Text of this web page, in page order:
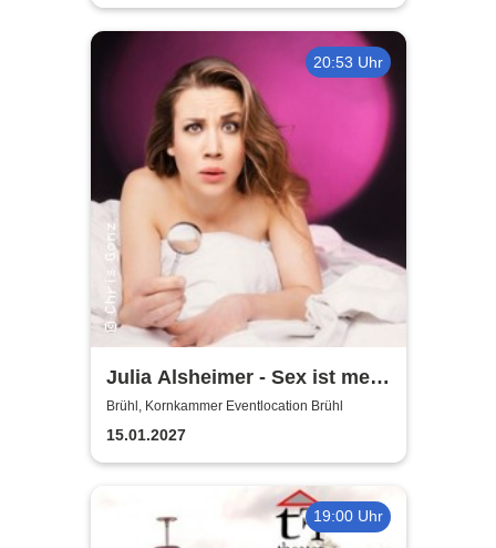
20:53 Uhr
Julia Alsheimer - Sex ist mehr
als nur 'ne Nummer
Brühl, Kornkammer Eventlocation Brühl
15.01.2027
19:00 Uhr